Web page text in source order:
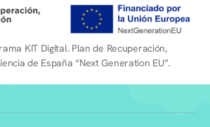
KIT Digital. Plan de Recuperación,
de España “Next Generation EU”.